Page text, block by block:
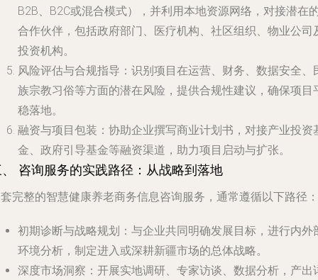
B2B、B2C或混合模式），并利用本地资源网络，对接潜在
合作伙伴，包括政府部门、医疗机构、社区组织、物业公司
投资机构。
风险评估与合规指导 ：识别项目在运营、财务、数据安全、
族宗教习俗等方面的潜在风险，提供合规性建议，确保项目
稳落地。
融资与项目包装 ：协助企业撰写商业计划书，对接产业投资
金、政府引导基金等融资渠道，助力项目启动与扩张。
咨询服务的实践路径：从战略到落地
完整的智慧健康养老商务信息咨询服务，通常遵循以下路径：
初期诊断与战略规划 ：与企业共同明确发展目标，进行内外
环境分析，制定进入或深耕新疆市场的总体战略。
深度市场洞察 ：开展实地调研、专家访谈、数据分析，产出